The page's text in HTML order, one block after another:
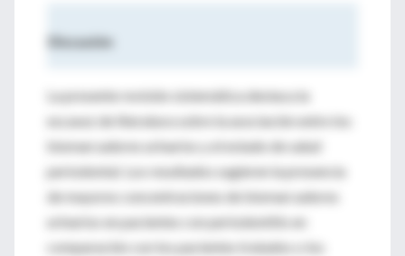
Discusión
La presente revisión sistemática destaca la
escasez de literatura sobre la asociación entre los
biomarcadores urinarios y el estado de salud
periodontal. Los resultados sugieren la presencia
de mayores concentraciones de biomarcadores
urinarios en pacientes con periodontitis en
comparación con los pacientes tratados o los